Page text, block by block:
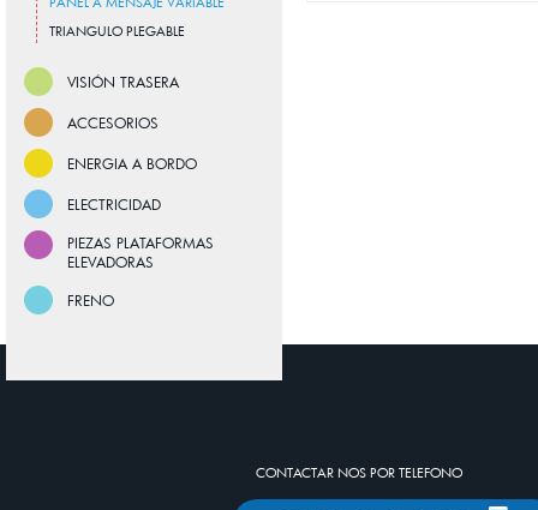
TRIANGULO PLEGABLE
VISIÓN TRASERA
ACCESORIOS
ENERGIA A BORDO
ELECTRICIDAD
PIEZAS PLATAFORMAS
ELEVADORAS
FRENO
CONTACTAR NOS POR TELEFONO